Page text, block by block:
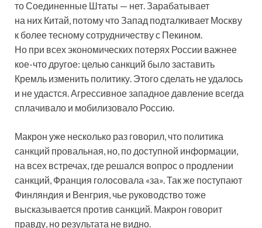
то Соединенные Штаты — нет. Зарабатывает
на них Китай, потому что Запад подталкивает Москву
к более тесному сотрудничеству с Пекином.
Но при всех экономических потерях России важнее
кое-что другое: целью санкций было заставить
Кремль изменить политику. Этого сделать не удалось
и не удастся. Агрессивное западное давление всегда
сплачивало и мобилизовало Россию.
Макрон уже несколько раз говорил, что политика
санкций провальная, но, по доступной информации,
на всех встречах, где решался вопрос о продлении
санкций, Франция голосовала «за». Так же поступают
Финляндия и Венгрия, чье руководство тоже
высказывается против санкций. Макрон говорит
правду, но результата не видно.